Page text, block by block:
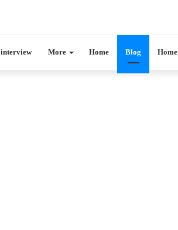
interview More Home Blog Home